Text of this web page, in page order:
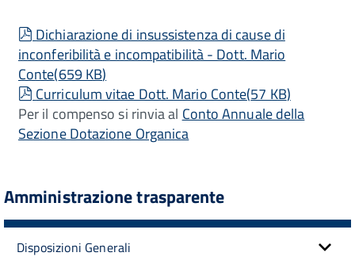
pdf
Dichiarazione di insussistenza di cause di
inconferibilità e incompatibilità - Dott. Mario
Conte(659 KB)
pdf
Curriculum vitae Dott. Mario Conte(57 KB)
Per il compenso si rinvia al Conto Annuale della
Sezione Dotazione Organica
Amministrazione trasparente
Disposizioni Generali